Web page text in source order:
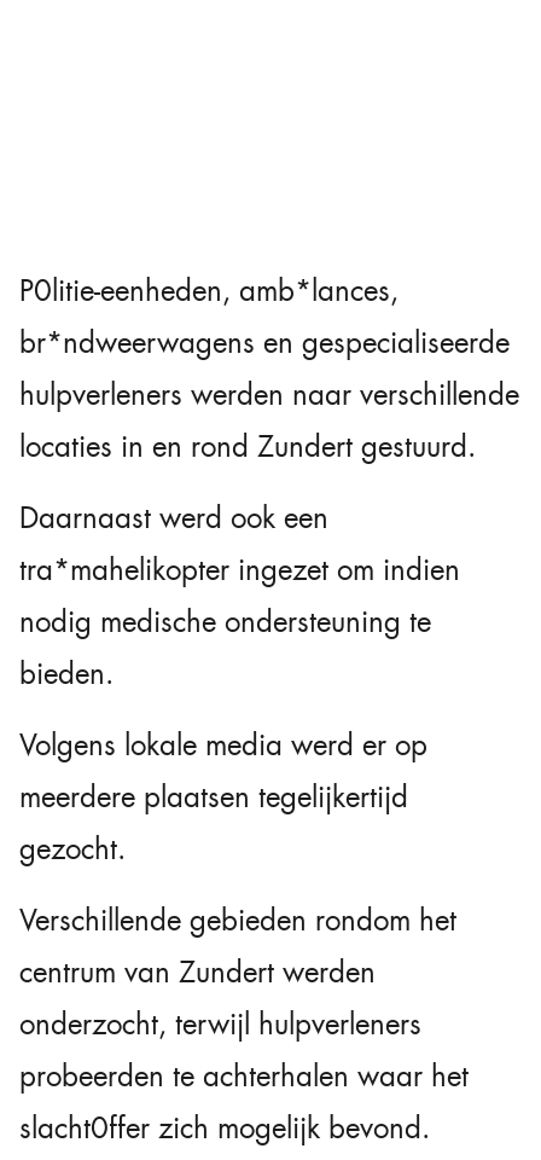
P0litie-eenheden, amb*lances,
br*ndweerwagens en gespecialiseerde
hulpverleners werden naar verschillende
locaties in en rond Zundert gestuurd.
Daarnaast werd ook een
tra*mahelikopter ingezet om indien
nodig medische ondersteuning te
bieden.
Volgens lokale media werd er op
meerdere plaatsen tegelijkertijd
gezocht.
Verschillende gebieden rondom het
centrum van Zundert werden
onderzocht, terwijl hulpverleners
probeerden te achterhalen waar het
slacht0ffer zich mogelijk bevond.